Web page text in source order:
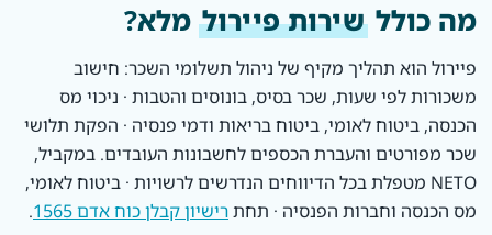
מה כולל שירות פיירול מלא?
פיירול הוא תהליך מקיף של ניהול תשלומי השכר: חישוב
משכורות לפי שעות, שכר בסיס, בונוסים והטבות · ניכוי מס
הכנסה, ביטוח לאומי, ביטוח בריאות ודמי פנסיה · הפקת תלושי
שכר מפורטים והעברת הכספים לחשבונות העובדים. במקביל,
NETO מטפלת בכל הדיווחים הנדרשים לרשויות · ביטוח לאומי,
מס הכנסה וחברות הפנסיה · תחתרישיון קבלן כוח אדם 1565
.